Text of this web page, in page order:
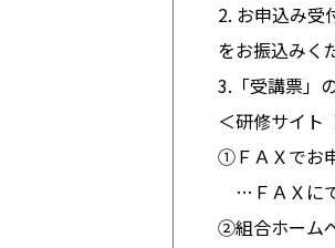
2. お申込み受
をお振込みく
3.「受講票」
＜研修サイト
①ＦＡＸでお
…ＦＡＸに
②組合ホーム